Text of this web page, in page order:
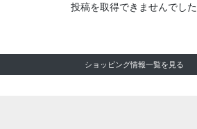
投稿を取得できませんでした
ショッピング情報一覧を見る